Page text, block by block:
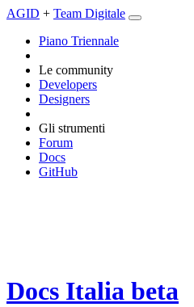
AGID + Team Digitale
Piano Triennale
Le community
Developers
Designers
Gli strumenti
Forum
Docs
GitHub
Docs Italia beta